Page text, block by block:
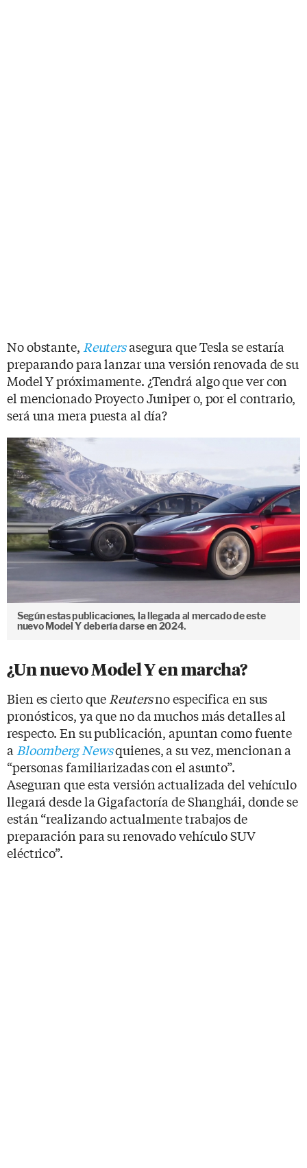
No obstante, Reutersasegura que Tesla se estaría
preparando para lanzar una versión renovada de su
Model Y próximamente. ¿Tendrá algo que ver con
el mencionado Proyecto Juniper o, por el contrario,
será una mera puesta al día?
Según estas publicaciones, la llegada al mercado de este
nuevo Model Y debería darse en 2024.
¿Un nuevo Model Y en marcha?
Bien es cierto que Reutersno especifica en sus
pronósticos, ya que no da muchos más detalles al
respecto. En su publicación, apuntan como fuente
a Bloomberg Newsquienes, a su vez, mencionan a
“personas familiarizadas con el asunto”.
Aseguran que esta versión actualizada del vehículo
llegará desde la Gigafactoría de Shanghái, donde se
están “realizando actualmente trabajos de
preparación para su renovado vehículo SUV
eléctrico”.